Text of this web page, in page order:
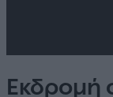
Εκδρομή